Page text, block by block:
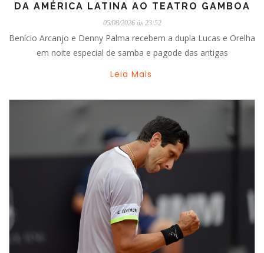
DA AMÉRICA LATINA AO TEATRO GAMBOA
05/08/2026 ás 23:52
Benício Arcanjo e Denny Palma recebem a dupla Lucas e Orelha
em noite especial de samba e pagode das antigas
Leia Mais